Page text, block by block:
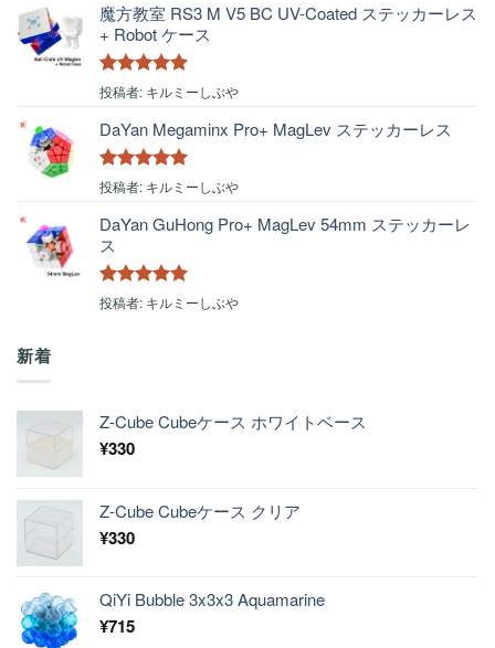
魔方教室 RS3 M V5 BC UV-Coated ステッカーレス
+ Robot ケース
5段階中 5 の
投稿者: キルミーしぶや
DaYan Megaminx Pro+ MagLev ステッカーレス
5段階中 5 の
投稿者: キルミーしぶや
DaYan GuHong Pro+ MagLev 54mm ステッカーレ
ス
5段階中 5 の
投稿者: キルミーしぶや
新着
Z-Cube Cubeケース ホワイトベース
¥330
Z-Cube Cubeケース クリア
¥330
QiYi Bubble 3x3x3 Aquamarine
¥715